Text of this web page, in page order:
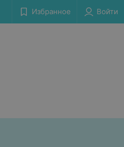
Избранное Войти